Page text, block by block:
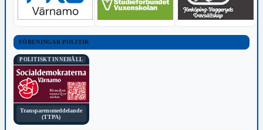
FÖRENINGAR POLITIK
POLITISKT INNEHÅLL
Transparensmeddelande
(TTPA)